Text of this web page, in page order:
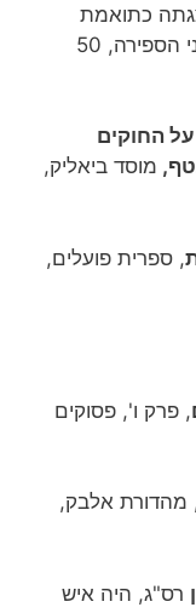
כתואמת
לעקרונות הפילוסופיה היוונית. 25 לפני הספירה, 50
על החוקים
מוסד ביאליק,
, ספרית פועלים,
, פרק ו', פסוקים
מהדורת אלבק,
רס"ג, היה איש